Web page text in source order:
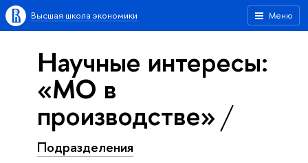
Меню
Высшая школа экономики
Научные интересы:
«МО в
производстве»
Подразделения